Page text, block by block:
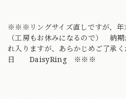
※※※リングサイズ直しですが、年
（工房もお休みになるので） 納
れ入りますが、あらかじめご了承
日 DaisyRing ※※※